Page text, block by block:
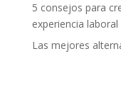
5 consejos para
experiencia laboral
Las mejores